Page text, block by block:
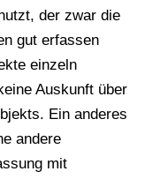
der zwar die
gut erfassen
einzeln
Auskunft über
Ein anderes
andere
mit